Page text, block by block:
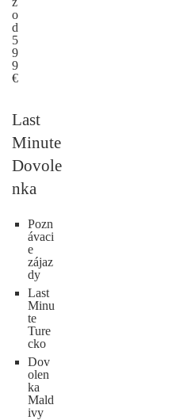
o
d
5
9
9
€
Last
Minute
Dovole
nka
Pozn
ávaci
e
zájaz
dy
Last
Minu
te
Ture
cko
Dov
olen
ka
Mald
ivy